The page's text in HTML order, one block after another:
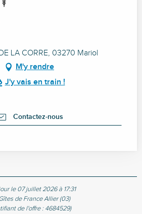
LA CORRE, 03270 Mariol
M'y rendre
J'y vais en train !
Contactez-nous
le 07 juillet 2026 à 17:31
de France Allier (03)
de l'offre :4684529)